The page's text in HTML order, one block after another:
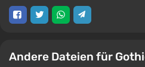
Andere Dateien für